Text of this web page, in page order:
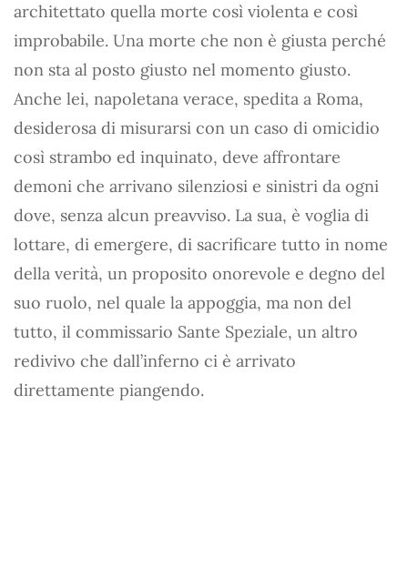
architettato quella morte così violenta e così
improbabile. Una morte che non è giusta perché
non sta al posto giusto nel momento giusto.
Anche lei, napoletana verace, spedita a Roma,
desiderosa di misurarsi con un caso di omicidio
così strambo ed inquinato, deve affrontare
demoni che arrivano silenziosi e sinistri da ogni
dove, senza alcun preavviso. La sua, è voglia di
lottare, di emergere, di sacrificare tutto in nome
della verità, un proposito onorevole e degno del
suo ruolo, nel quale la appoggia, ma non del
tutto, il commissario Sante Speziale, un altro
redivivo che dall’inferno ci è arrivato
direttamente piangendo.